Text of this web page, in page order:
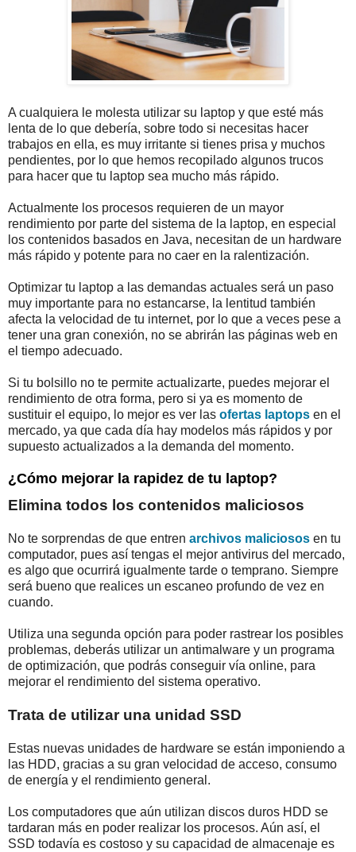
A cualquiera le molesta utilizar su laptop y que esté más
lenta de lo que debería, sobre todo si necesitas hacer
trabajos en ella, es muy irritante si tienes prisa y muchos
pendientes, por lo que hemos recopilado algunos trucos
para hacer que tu laptop sea mucho más rápido.
Actualmente los procesos requieren de un mayor
rendimiento por parte del sistema de la laptop, en especial
los contenidos basados en Java, necesitan de un hardware
más rápido y potente para no caer en la ralentización.
Optimizar tu laptop a las demandas actuales será un paso
muy importante para no estancarse, la lentitud también
afecta la velocidad de tu internet, por lo que a veces pese a
tener una gran conexión, no se abrirán las páginas web en
el tiempo adecuado.
Si tu bolsillo no te permite actualizarte, puedes mejorar el
rendimiento de otra forma, pero si ya es momento de
sustituir el equipo, lo mejor es ver las ofertas laptops en el
mercado, ya que cada día hay modelos más rápidos y por
supuesto actualizados a la demanda del momento.
¿Cómo mejorar la rapidez de tu laptop?
Elimina todos los contenidos maliciosos
No te sorprendas de que entren archivos maliciosos en tu
computador, pues así tengas el mejor antivirus del mercado,
es algo que ocurrirá igualmente tarde o temprano. Siempre
será bueno que realices un escaneo profundo de vez en
cuando.
Utiliza una segunda opción para poder rastrear los posibles
problemas, deberás utilizar un antimalware y un programa
de optimización, que podrás conseguir vía online, para
mejorar el rendimiento del sistema operativo.
Trata de utilizar una unidad SSD
Estas nuevas unidades de hardware se están imponiendo a
las HDD, gracias a su gran velocidad de acceso, consumo
de energía y el rendimiento general.
Los computadores que aún utilizan discos duros HDD se
tardaran más en poder realizar los procesos. Aún así, el
SSD todavía es costoso y su capacidad de almacenaje es